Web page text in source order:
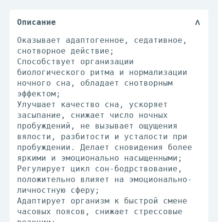
Описание
Оказывает адаптогенное, седативное,
снотворное действие;
Способствует организации
биологического ритма и нормализации
ночного сна, обладает снотворным
эффектом;
Улучшает качество сна, ускоряет
засыпание, снижает число ночных
пробуждений, не вызывает ощущения
вялости, разбитости и усталости при
пробуждении. Делает сновидения более
яркими и эмоционально насыщенными;
Регулирует цикл сон-бодрствование,
положительно влияет на эмоционально-
личностную сферу;
Адаптирует организм к быстрой смене
часовых поясов, снижает стрессовые